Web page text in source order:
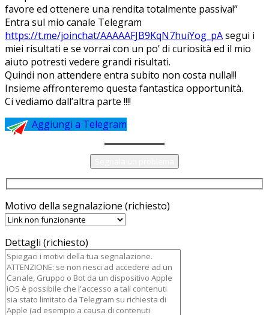
favore ed ottenere una rendita totalmente passiva!”
Entra sul mio canale Telegram
https://t.me/joinchat/AAAAAFJB9KqN7huiYog_pAsegui i
miei risultati e se vorrai con un po’ di curiosità ed il mio
aiuto potresti vedere grandi risultati.
Quindi non attendere entra subito non costa nulla!!!
Insieme affronteremo questa fantastica opportunità.
Ci vediamo dall’altra parte !!!!
Aggiungi a Telegram
Motivo della segnalazione (richiesto)
Dettagli (richiesto)